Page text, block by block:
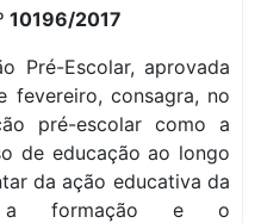
10196/2017
Pré-Escolar, aprovada
fevereiro, consagra, no
pré-escolar como a
de educação ao longo
da ação educativa da
a formação e o